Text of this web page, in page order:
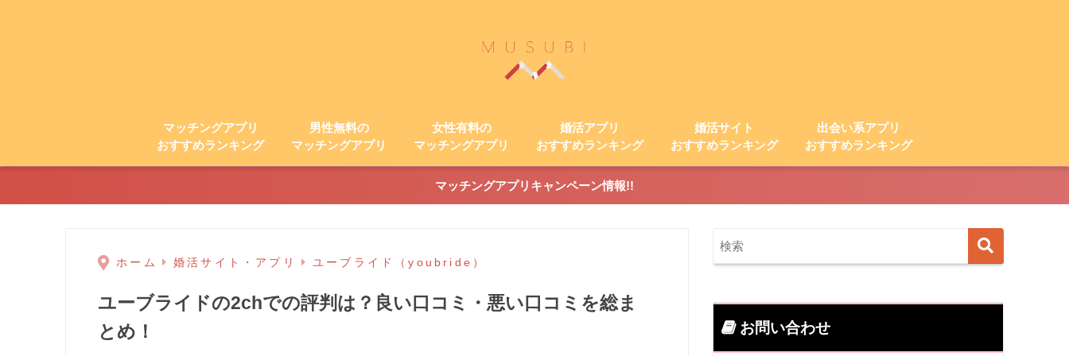
マッチングアプリ
おすすめランキング
男性無料の
マッチングアプリ
女性有料の
マッチングアプリ
婚活アプリ
おすすめランキング
婚活サイト
おすすめランキング
出会い系アプリ
おすすめランキング
マッチングアプリキャンペーン情報!!
ホーム 婚活サイト・アプリ ユーブライド（youbride）
ユーブライドの2chでの評判は？良い口コミ・悪い口コミを総ま
とめ！
お問い合わせ